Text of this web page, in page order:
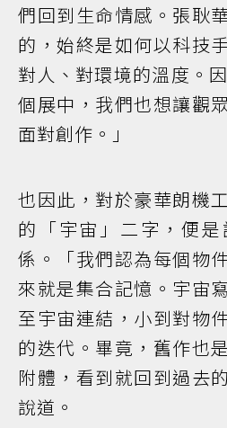
們回到生命情感。張耿
的，始終是如何以科技
對人、對環境的溫度。
個展中，我們也想讓觀
面對創作。」
也因此，對於豪華朗機
的「宇宙」二字，便
係。「我們認為每個物
來就是集合記憶。宇宙
至宇宙連結，小到對物
的迭代。畢竟，舊作也
附體，看到就回到過去
說道。